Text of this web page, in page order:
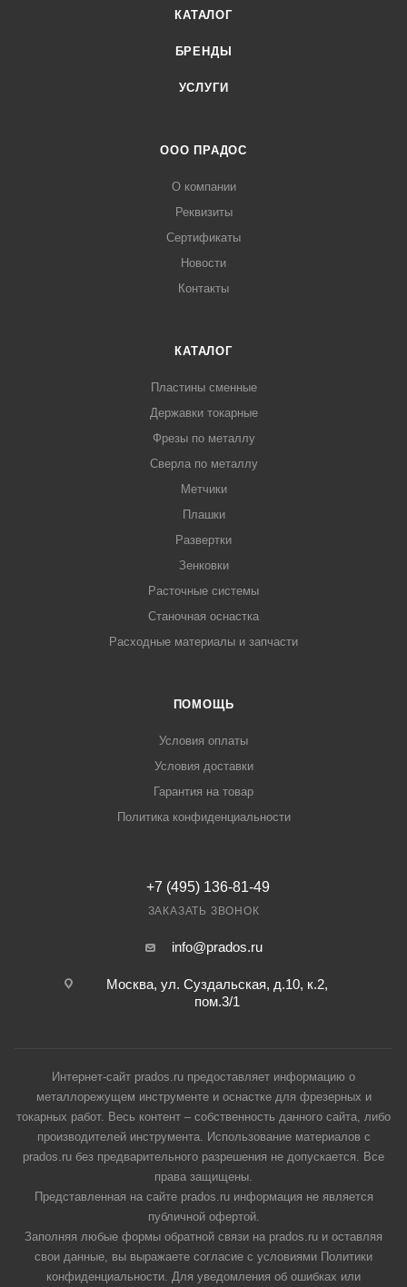
КАТАЛОГ
БРЕНДЫ
УСЛУГИ
ООО ПРАДОС
О компании
Реквизиты
Сертификаты
Новости
Контакты
КАТАЛОГ
Пластины сменные
Державки токарные
Фрезы по металлу
Сверла по металлу
Метчики
Плашки
Развертки
Зенковки
Расточные системы
Станочная оснастка
Расходные материалы и запчасти
ПОМОЩЬ
Условия оплаты
Условия доставки
Гарантия на товар
Политика конфиденциальности
+7 (495) 136-81-49
ЗАКАЗАТЬ ЗВОНОК
info@prados.ru
Москва, ул. Суздальская, д.10, к.2,
пом.3/1
Интернет-сайт prados.ru предоставляет информацию о
металлорежущем инструменте и оснастке для фрезерных и
токарных работ. Весь контент – собственность данного сайта, либо
производителей инструмента. Использование материалов с
prados.ru без предварительного разрешения не допускается. Все
права защищены.
Представленная на сайте prados.ru информация не является
публичной офертой.
Заполняя любые формы обратной связи на prados.ru и оставляя
свои данные, вы выражаете согласие с условиями Политики
конфиденциальности. Для уведомления об ошибках или